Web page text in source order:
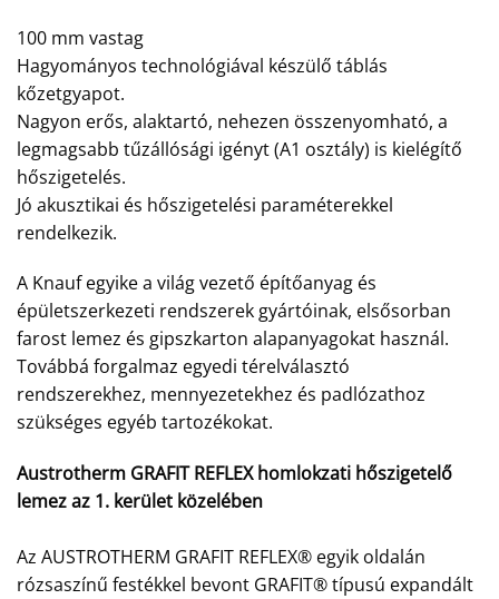
100 mm vastag
Hagyományos technológiával készülő táblás
kőzetgyapot.
Nagyon erős, alaktartó, nehezen összenyomható, a
legmagsabb tűzállósági igényt (A1 osztály) is kielégítő
hőszigetelés.
Jó akusztikai és hőszigetelési paraméterekkel
rendelkezik.
A Knauf egyike a világ vezető építőanyag és
épületszerkezeti rendszerek gyártóinak, elsősorban
farost lemez és gipszkarton alapanyagokat használ.
Továbbá forgalmaz egyedi térelválasztó
rendszerekhez, mennyezetekhez és padlózathoz
szükséges egyéb tartozékokat.
Austrotherm GRAFIT REFLEX homlokzati hőszigetelő
lemez az 1. kerület közelében
Az AUSTROTHERM GRAFIT REFLEX® egyik oldalán
rózsaszínű festékkel bevont GRAFIT® típusú expandált